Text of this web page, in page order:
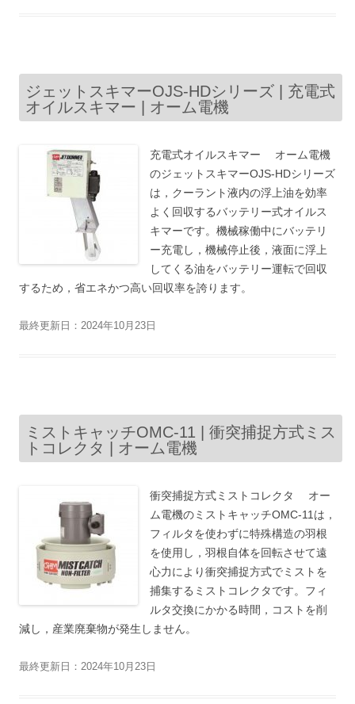
ジェットスキマーOJS-HDシリーズ | 充電式
オイルスキマー | オーム電機
充電式オイルスキマー オーム電機
のジェットスキマーOJS-HDシリーズ
は，クーラント液内の浮上油を効率
よく回収するバッテリー式オイルス
キマーです。機械稼働中にバッテリ
ー充電し，機械停止後，液面に浮上
してくる油をバッテリー運転で回収
するため，省エネかつ高い回収率を誇ります。
最終更新日：2024年10月23日
ミストキャッチOMC-11 | 衝突捕捉方式ミス
トコレクタ | オーム電機
衝突捕捉方式ミストコレクタ オー
ム電機のミストキャッチOMC-11は，
フィルタを使わずに特殊構造の羽根
を使用し，羽根自体を回転させて遠
心力により衝突捕捉方式でミストを
捕集するミストコレクタです。フィ
ルタ交換にかかる時間，コストを削
減し，産業廃棄物が発生しません。
最終更新日：2024年10月23日